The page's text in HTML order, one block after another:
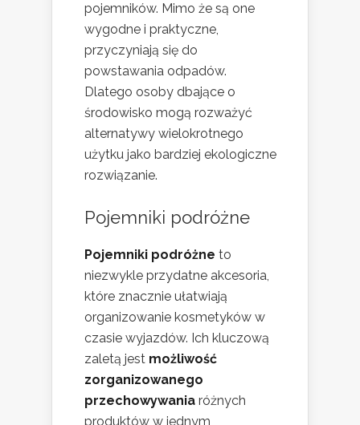
pojemników. Mimo że są one
wygodne i praktyczne,
przyczyniają się do
powstawania odpadów.
Dlatego osoby dbające o
środowisko mogą rozważyć
alternatywy wielokrotnego
użytku jako bardziej ekologiczne
rozwiązanie.
Pojemniki podróżne
Pojemniki podróżne to
niezwykle przydatne akcesoria,
które znacznie ułatwiają
organizowanie kosmetyków w
czasie wyjazdów. Ich kluczową
zaletą jest możliwość
zorganizowanego
przechowywania różnych
produktów w jednym